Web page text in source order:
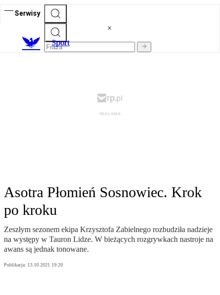
Serwisy
Sport
Asotra Płomień Sosnowiec. Krok
po kroku
Zeszłym sezonem ekipa Krzysztofa Zabielnego rozbudziła nadzieje
na występy w Tauron Lidze. W bieżących rozgrywkach nastroje na
awans są jednak tonowane.
Publikacja: 13.10.2021 19:20